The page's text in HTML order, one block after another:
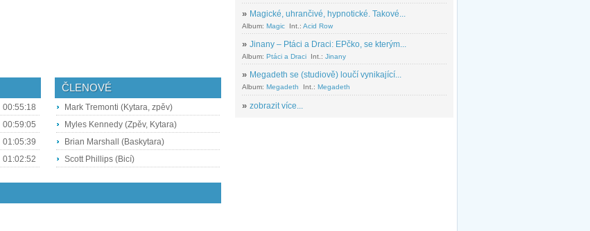
00:55:18
00:59:05
01:05:39
01:02:52
ČLENOVÉ
Mark Tremonti (Kytara, zpěv)
Myles Kennedy (Zpěv, Kytara)
Brian Marshall (Baskytara)
Scott Phillips (Bicí)
» Magické, uhrančivé, hypnotické. Takové...
Album: Magic Int.: Acid Row
» Jinany – Ptáci a Draci: EPčko, se kterým...
Album: Ptáci a Draci Int.: Jinany
» Megadeth se (studiově) loučí vynikající...
Album: Megadeth Int.: Megadeth
» zobrazit více...